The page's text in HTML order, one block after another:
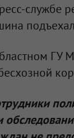
службе
ГУ